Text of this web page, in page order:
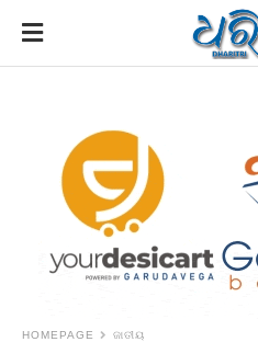
HOMEPAGE ଜାତୀୟ